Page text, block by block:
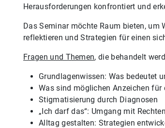
Herausforderungen konfrontiert und
Das Seminar möchte Raum bieten, um
reflektieren und Strategien für einen
Fragen und Themen, die behandelt
Grundlagenwissen: Was bedeutet
Was sind möglichen Anzeichen für
Stigmatisierung durch Diagnosen
„Ich darf das“: Umgang mit
Alltag gestalten: Strategien